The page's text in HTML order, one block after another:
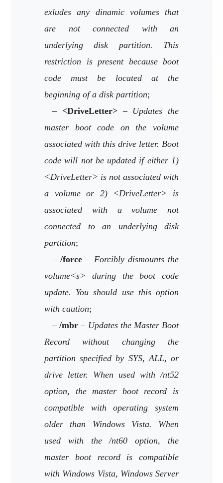
exludes any dinamic volumes that
are not connected with an
underlying disk partition. This
restriction is present because boot
code must be located at the
beginning of a disk partition;
– <DriveLetter>– Updates the
master boot code on the volume
associated with this drive letter. Boot
code will not be updated if either 1)
<DriveLetter> is not associated with
a volume or 2) <DriveLetter> is
associated with a volume not
connected to an underlying disk
partition;
–/force – Forcibly dismounts the
volume<s> during the boot code
update. You should use this option
with caution;
–/mbr – Updates the Master Boot
Record without changing the
partition specified by SYS, ALL, or
drive letter. When used with /nt52
option, the master boot record is
compatible with operating system
older than Windows Vista. When
used with the /nt60 option, the
master boot record is compatible
with Windows Vista, Windows Server